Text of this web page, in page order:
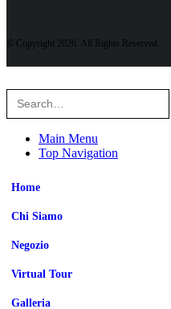
© Copyright 2026. All Rights Reserved.
Main Menu
Top Navigation
Home
Chi Siamo
Negozio
Virtual Tour
Galleria